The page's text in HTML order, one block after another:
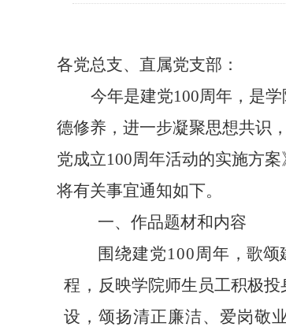
各党总支、直属党支部：
今年是建党100周年，是
德修养，进一步凝聚思想共识
党成立100周年活动的实施方案
将有关事宜通知如下。
一、作品题材和内容
围绕建党100周年 ，歌
程， 反映学院师生员工积极投
设，颂扬清正廉洁、爱岗敬